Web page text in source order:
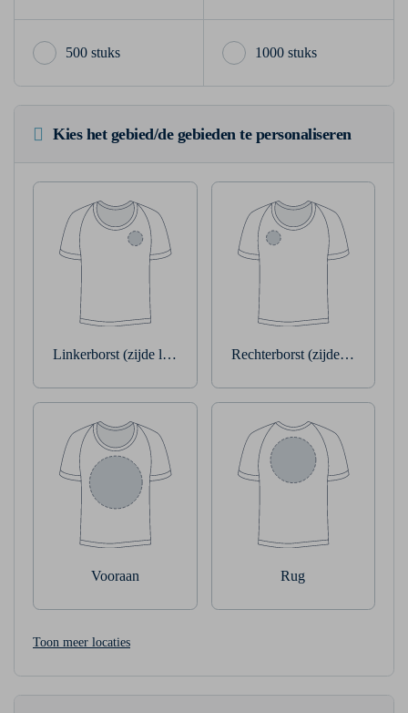
500 stuks 1000 stuks
Kies het gebied/de gebieden te personaliseren
Linkerborst (zijde linkerarm) Rechterborst (zijde
Vooraan Rug
Toon meer locaties